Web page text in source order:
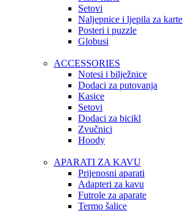
Setovi
Naljepnice i ljepila za karte
Posteri i puzzle
Globusi
ACCESSORIES
Notesi i bilježnice
Dodaci za putovanja
Kasice
Setovi
Dodaci za bicikl
Zvučnici
Hoody
APARATI ZA KAVU
Prijenosni aparati
Adapteri za kavu
Futrole za aparate
Termo šalice